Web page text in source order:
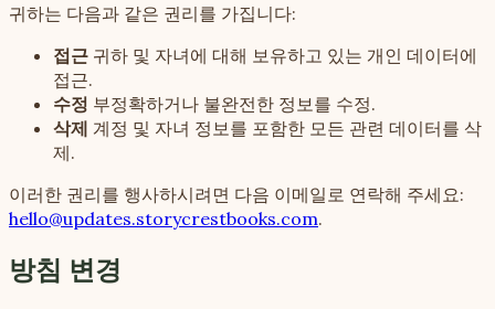
귀하는 다음과 같은 권리를 가집니다:
접근 귀하 및 자녀에 대해 보유하고 있는 개인 데이터에
접근.
수정 부정확하거나 불완전한 정보를 수정.
삭제 계정 및 자녀 정보를 포함한 모든 관련 데이터를 삭
제.
이러한 권리를 행사하시려면 다음 이메일로 연락해 주세요:
hello@updates.storycrestbooks.com.
방침 변경